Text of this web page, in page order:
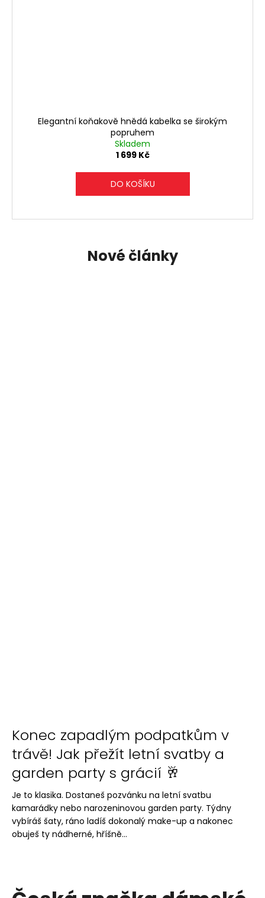
Elegantní koňakově hnědá kabelka se širokým
popruhem
Skladem
1 699 Kč
DO KOŠÍKU
Nové články
Konec zapadlým podpatkům v
trávě! Jak přežít letní svatby a
garden party s grácií 🥂
Je to klasika. Dostaneš pozvánku na letní svatbu
kamarádky nebo narozeninovou garden party. Týdny
vybíráš šaty, ráno ladíš dokonalý make-up a nakonec
obuješ ty nádherné, hříšně...